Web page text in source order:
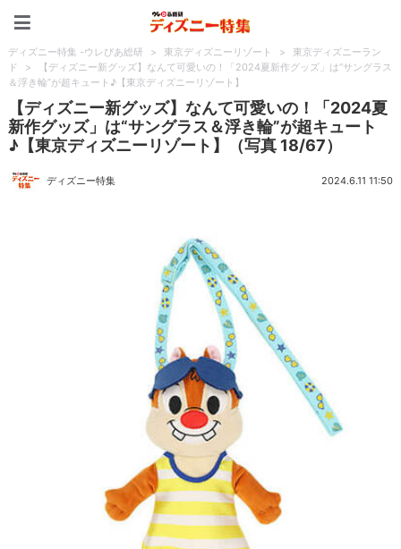
ディズニー特集 -ウレぴあ総研 > 東京ディズニーリゾート >
東京ディズニーラン
ド
>
【ディズニー新グッズ】なんて可愛いの！「2024夏新作グッズ」は“サングラス
＆浮き輪”が超キュート♪【東京ディズニーリゾート】
【ディズニー新グッズ】なんて可愛いの！「2024夏
新作グッズ」は“サングラス＆浮き輪”が超キュート
♪【東京ディズニーリゾート】（写真 18/67）
ディズニー特集 2024.6.11 11:50